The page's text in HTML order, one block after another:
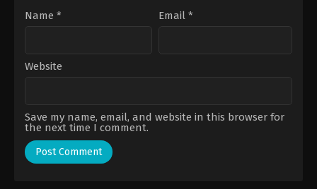
Name * Email *
Website
Save my name, email, and website in this browser for
the next time I comment.